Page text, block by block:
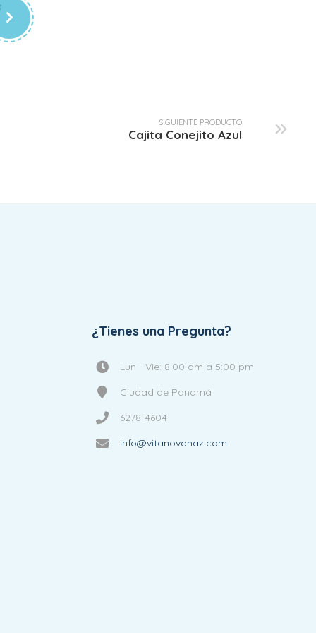
SIGUIENTE PRODUCTO
Cajita Conejito Azul
¿Tienes una Pregunta?
Lun - Vie: 8:00 am a 5:00 pm
Ciudad de Panamá
6278-4604
info@vitanovanaz.com